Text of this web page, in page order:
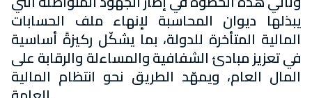
يبذلها ديوان المحاسبة لإنهاء ملف الحسابات
المالية المتأخرة للدولة، بما يشكّل ركيزةً أساسية
في تعزيز مبادئ الشفافية والمساءلة والرقابة على
المال العام، ويمهّد الطريق نحو انتظام المالية